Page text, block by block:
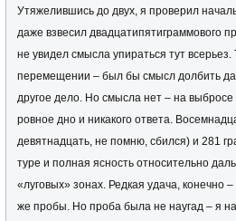
Утяжелившись до двух, я проверил
даже взвесил двадцатипятиграммового
не увидел смысла упираться тут
перемещении – был бы смысл долбить
другое дело. Но смысла нет – на
ровное дно и никакого ответа.
девятнадцать, не помню, сбился) и 281
туре и полная ясность относительно
«луговых» зонах. Редкая удача, конечно
же пробы. Но проба была не наугад – я